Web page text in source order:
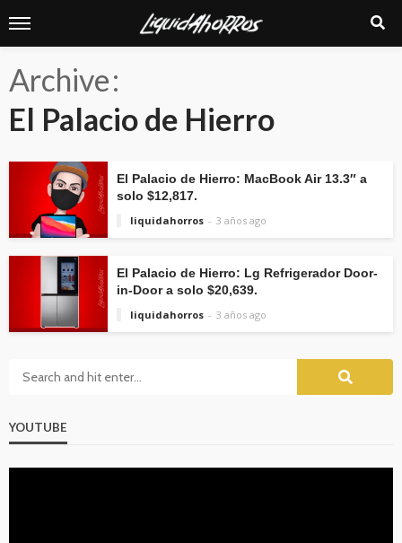
Archive
El Palacio de Hierro
El Palacio de Hierro: MacBook Air 13.3″ a
solo $12,817.
liquidahorros
3 años ago
El Palacio de Hierro: Lg Refrigerador Door-
in-Door a solo $20,639.
liquidahorros
3 años ago
YOUTUBE